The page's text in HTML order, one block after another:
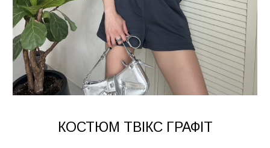
КОСТЮМ ТВІКС ГРАФІТ